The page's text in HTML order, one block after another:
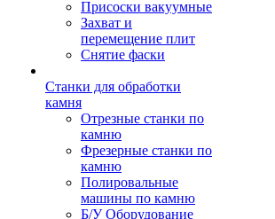
Присоски вакуумные
Захват и
перемещение плит
Снятие фаски
Станки для обработки
камня
Отрезные станки по
камню
Фрезерные станки по
камню
Полировальные
машины по камню
Б/У Оборудование